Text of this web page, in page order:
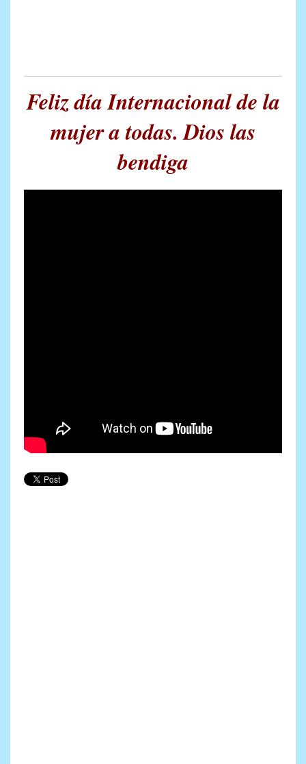
Feliz día Internacional de la
mujer a todas. Dios las
bendiga